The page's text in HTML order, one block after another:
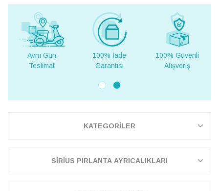
Aynı Gün
Teslimat
100% İade
Garantisi
100% Güvenli
Alışveriş
KATEGORİLER
SİRİUS PIRLANTA AYRICALIKLARI